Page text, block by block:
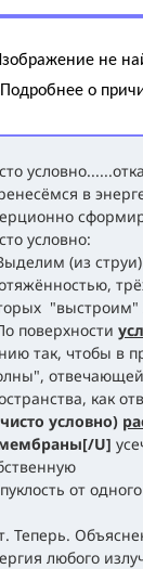
в
условно:
(из струи)
"выстроим"
поверхности
так, чтобы в
как
условно)
U]
от
Теперь.
любого